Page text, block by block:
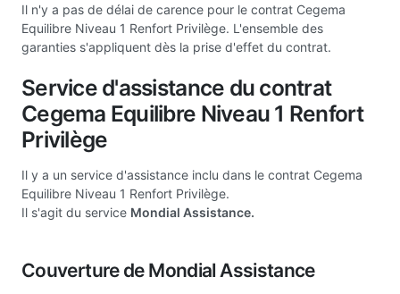
Il n'y a pas de délai de carence pour le contrat Cegema
Equilibre Niveau 1 Renfort Privilège. L'ensemble des
garanties s'appliquent dès la prise d'effet du contrat.
Service d'assistance du contrat
Cegema Equilibre Niveau 1 Renfort
Privilège
Il y a un service d'assistance inclu dans le contrat Cegema
Equilibre Niveau 1 Renfort Privilège.
Il s'agit du service Mondial Assistance.
Couverture de Mondial Assistance